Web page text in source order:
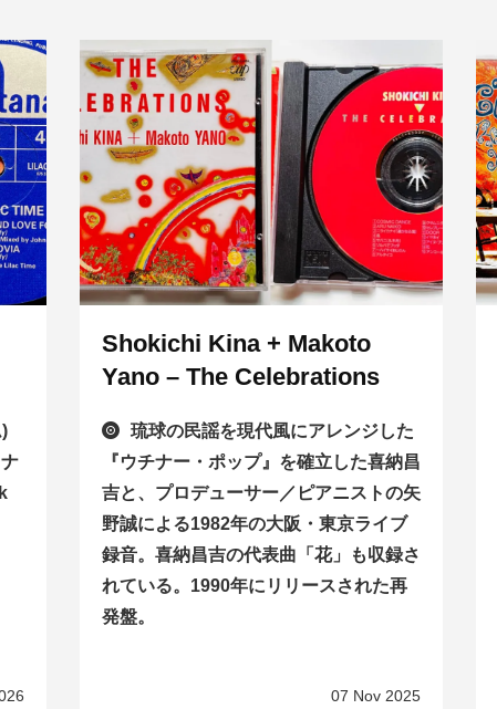
Shokichi Kina + Makoto
Yano – The Celebrations
琉球の民謡を現代風にアレンジした
『ウチナー・ポップ』を確立した喜納昌
吉と、プロデューサー／ピアニストの矢
野誠による1982年の大阪・東京ライブ
録音。喜納昌吉の代表曲「花」も収録さ
れている。1990年にリリースされた再
発盤。
07 Nov 2025